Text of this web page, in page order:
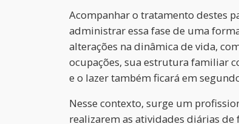
Acompanhar o tratamento destes
administrar essa fase de uma
alterações na dinâmica de vida,
ocupações, sua estrutura familiar
e o lazer também ficará em
Nesse contexto, surge um
realizarem as atividades diárias